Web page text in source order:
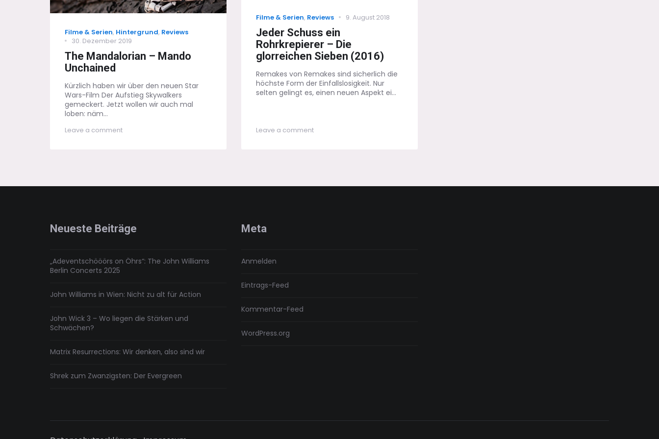
Categories
Filme & Serien, Hintergrund, Reviews
Posted
on
30. Dezember 2019
The Mandalorian – Mando
Unchained
Kürzlich haben wir über den neuen Star
Wars-Film Der Aufstieg Skywalkers
gemeckert. Jetzt wollen wir auch mal
loben: näm...
Leave a commenton
Categories
Filme & Serien, Reviews
Posted
9. August 2018
Jeder Schuss ein
Rohrkrepierer – Die
glorreichen Sieben (2016)
Remakes von Remakes sind sicherlich die
höchste Form der Einfallslosigkeit. Nur
selten gelingt es, einen neuen Aspekt ei...
Leave a commenton
Neueste Beiträge
„Adeventschööörs on Öhrs“: The John Williams
Berlin Concerts 2025
John Williams in Wien: Nicht zu alt für Action
John Wick 3 – Wo liegen die Stärken und
Schwächen?
Matrix Resurrections: Wir denken, also sind wir
Shrek zum Zwanzigsten: Der Evergreen
Meta
Anmelden
Eintrags-Feed
Kommentar-Feed
WordPress.org